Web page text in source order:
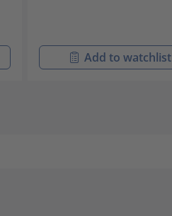
Add to watchlist